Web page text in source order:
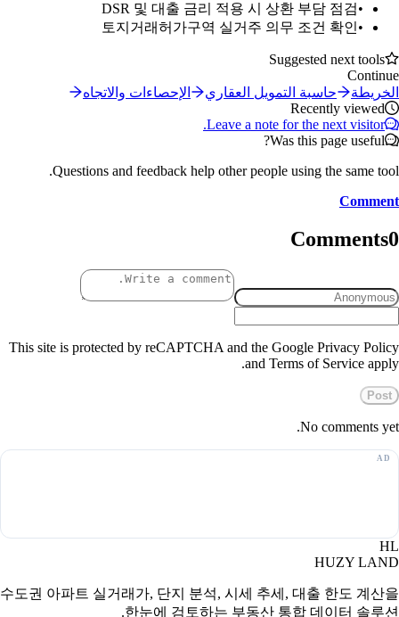
•
DSR 및 대출 금리 적용 시 상환 부담 점검
•
토지거래허가구역 실거주 의무 조건 확인
Suggested next tools
Continue
الخريطة
حاسبة التمويل العقاري
الإحصاءات والاتجاه
Recently viewed
Leave a note for the next visitor.
Was this page useful?
Questions and feedback help other people using the same tool.
Comment
Comments0
This site is protected by reCAPTCHA and the Google Privacy Policy
and Terms of Service apply.
Post
No comments yet.
HL
HUZY LAND
수도권 아파트 실거래가, 단지 분석, 시세 추세, 대출 한도 계산을
한눈에 검토하는 부동산 통합 데이터 솔루션.